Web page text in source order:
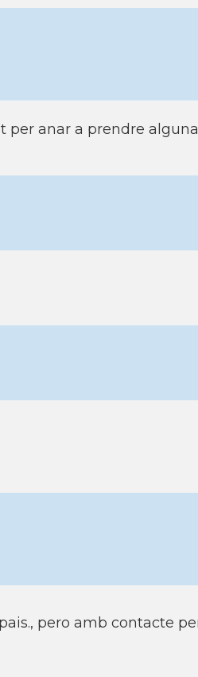
anar a prendre alguna
pero amb contacte